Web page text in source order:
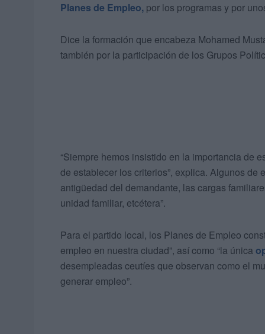
Planes de Empleo, por los programas y por
Dice la formación que encabeza Mohamed
también por la participación de los Grupos
“Siempre hemos insistido en la importancia de
de establecer los criterios”, explica. Algunos de
antigüedad del demandante, las cargas
unidad familiar, etcétera”.
Para el partido local, los Planes de Empleo
empleo en nuestra ciudad”, así como “la única
desempleadas ceutíes que observan como el
generar empleo”.